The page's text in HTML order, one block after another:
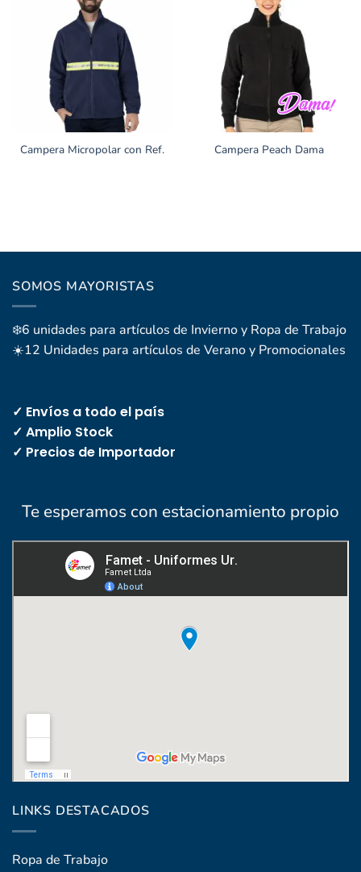
Campera Micropolar con Ref. Campera Peach Dama
SOMOS MAYORISTAS
❄️6 unidades para artículos de Invierno y Ropa de Trabajo
☀️12 Unidades para artículos de Verano y Promocionales
✓ Envíos a todo el país
✓ Amplio Stock
✓ Precios de Importador
Te esperamos con estacionamiento propio
Coronel Raíz 1322, esq. Máximo Santos
LINKS DESTACADOS
Ropa de Trabajo